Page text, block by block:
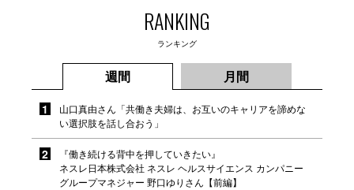
RANKING
ランキング
週間 月間
山口真由さん「共働き夫婦は、お互いのキャリアを諦めな
い選択肢を話し合おう」
『働き続ける背中を押していきたい』
ネスレ日本株式会社 ネスレ ヘルスサイエンス カンパニー
グループマネジャー 野口ゆりさん【前編】